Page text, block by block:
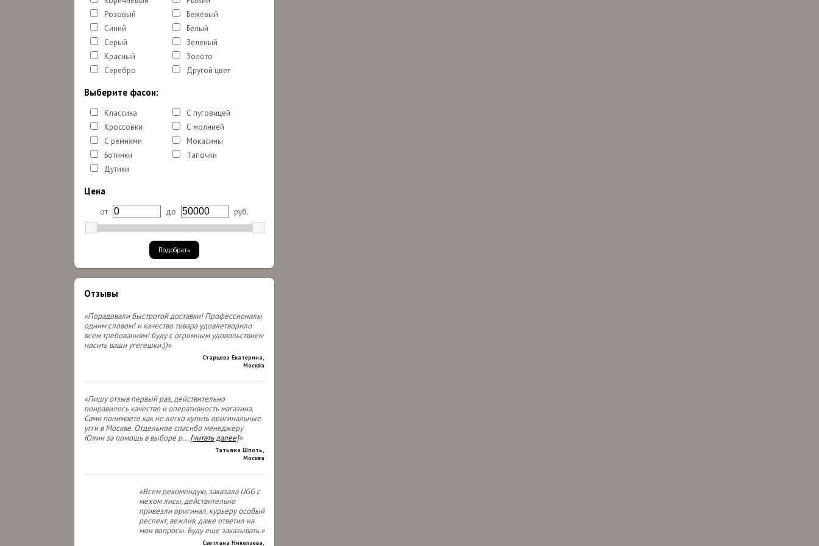
Розовый
Бежевый
Синий
Белый
Серый
Зеленый
Красный
Золото
Серебро
Другой цвет
Выберите фасон:
Классика
С пуговицей
Кроссовки
С молнией
С ремнями
Мокасины
Ботинки
Тапочки
Дутики
Цена
от до руб.
Подобрать
Отзывы
«Порадовали быстротой доставки! Профессионалы
одним словом! и качество товара удовлетворило
всем требованиям! буду с огромным удовольствием
носить ваши угегешки:))»
Старцева Екатерина,
Москва
«Пишу отзыв первый раз, действительно
понравилось качество и оперативность магазина.
Сами понимаете как не легко купить оригинальные
угги в Москве. Отдельное спасибо менеджеру
Юлии за помощь в выборе р...[читать далее]»
Татьяна Шпоть,
Москва
«Всем рекомендую, заказала UGG с
мехом лисы, действительно
привезли оригинал, курьеру особый
респект, вежлив, даже ответил на
мои вопросы. Буду еще заказывать.»
Светлана Николаева,